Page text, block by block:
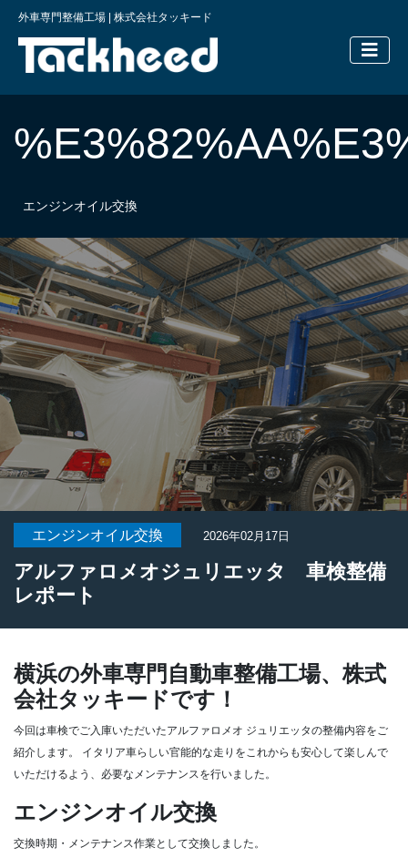
外車専門整備工場 | 株式会社タッキード
横浜の外
エンジンオイル交換
エンジンオイル交換 2026年02月17日
アルファロメオジュリエッタ 車検整備
レポート
横浜の外車専門自動車整備工場、株式
会社タッキードです！
今回は車検でご入庫いただいたアルファロメオ ジュリエッタの整備内容をご
紹介します。
イタリア車らしい官能的な走りをこれからも安心して楽しんで
いただけるよう、必要なメンテナンスを行いました。
エンジンオイル交換
交換時期・メンテナンス作業として交換しました。